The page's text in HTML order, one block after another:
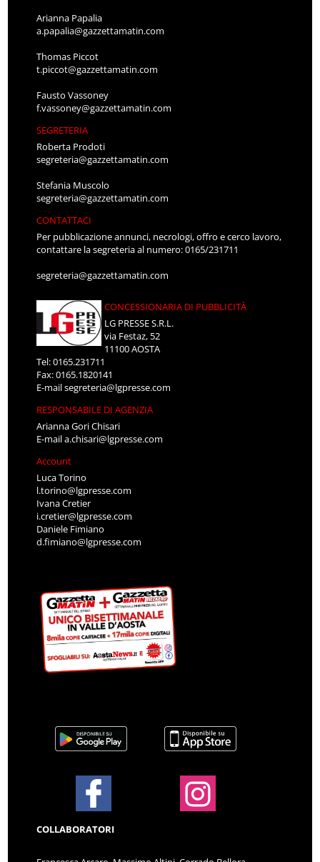
Arianna Papalia
a.papalia@gazzettamatin.com
Thomas Piccot
t.piccot@gazzettamatin.com
Fausto Vassoney
f.vassoney@gazzettamatin.com
SEGRETERIA
Roberta Prodoti
segreteria@gazzettamatin.com
Stefania Muscolo
segreteria@gazzettamatin.com
CONTATTACI
Per pubblicazione annunci, necrologi, offro e cerco lavoro,
contattare la segreteria al numero: 0165/231711
segreteria@gazzettamatin.com
CONCESSIONARIA DI PUBBLICITÀ
LG PRESSE S.R.L.
via Festaz, 52
11100 AOSTA
Tel: 0165.231711
Fax: 0165.1820141
E-mailsegreteria@lgpresse.com
RESPONSABILE DI AGENZIA
Arianna Gori Chisari
E-maila.chisari@lgpresse.com
Account
Luca Torino
l.torino@lgpresse.com
Ivana Cretier
i.cretier@lgpresse.com
Daniele Fimiano
d.fimiano@lgpresse.com
COLLABORATORI